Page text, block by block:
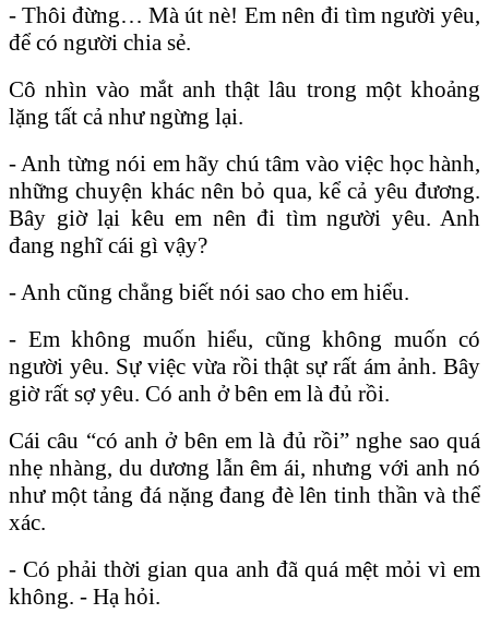
- Thôi đừng… Mà út nè! Em nên đi tìm người yêu,
để có người chia sẻ.
Cô nhìn vào mắt anh thật lâu trong một khoảng
lặng tất cả như ngừng lại.
- Anh từng nói em hãy chú tâm vào việc học hành,
những chuyện khác nên bỏ qua, kể cả yêu đương.
Bây giờ lại kêu em nên đi tìm người yêu. Anh
đang nghĩ cái gì vậy?
- Anh cũng chẳng biết nói sao cho em hiểu.
- Em không muốn hiểu, cũng không muốn có
người yêu. Sự việc vừa rồi thật sự rất ám ảnh. Bây
giờ rất sợ yêu. Có anh ở bên em là đủ rồi.
Cái câu “có anh ở bên em là đủ rồi” nghe sao quá
nhẹ nhàng, du dương lẫn êm ái, nhưng với anh nó
như một tảng đá nặng đang đè lên tinh thần và thể
xác.
- Có phải thời gian qua anh đã quá mệt mỏi vì em
không. - Hạ hỏi.